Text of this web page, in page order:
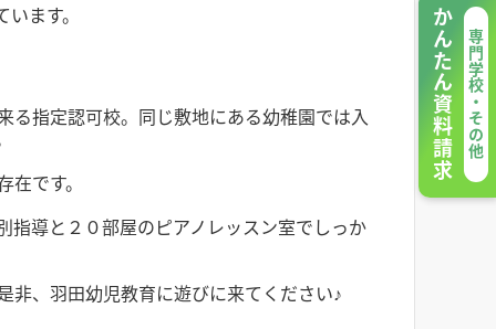
ます。
る指定認可校。同じ敷地にある幼稚園では入
です。
指導と２０部屋のピアノレッスン室でしっか
非、羽田幼児教育に遊びに来てください♪
専門学校・その他
かんたん資料請求